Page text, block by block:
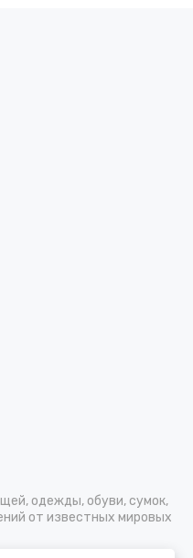
одежды, обуви, сумок,
от известных мировых